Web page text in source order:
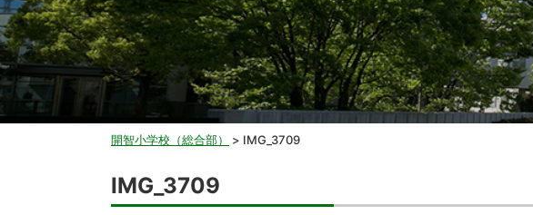
開智小学校（総合部） > IMG_3709
IMG_3709